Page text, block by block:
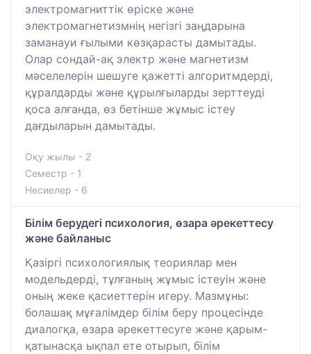
электромагниттік өріске және
электромагнетизмнің негізгі заңдарына
заманауи ғылыми көзқарасты дамытады.
Олар сондай-ақ электр және магнетизм
мәселелерін шешуге қажетті алгоритмдерді,
құралдарды және құрылғыларды зерттеуді
қоса алғанда, өз бетінше жұмыс істеу
дағдыларын дамытады.
Оқу жылы - 2
Семестр - 1
Несиелер - 6
Білім берудегі психология, өзара әрекеттесу
және байланыс
Қазіргі психологиялық теориялар мен
модельдерді, тұлғаның жұмыс істеуін және
оның жеке қасиеттерін игеру. Мазмұны:
болашақ мұғалімдер білім беру процесінде
диалогқа, өзара әрекеттесуге және қарым-
қатынасқа ықпал ете отырып, білім